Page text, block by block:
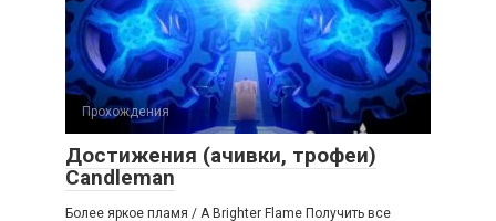
Прохождения
Достижения (ачивки, трофеи)
Candleman
Более яркое пламя / A Brighter Flame Получить все